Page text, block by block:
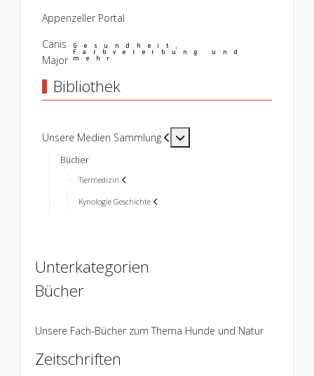
Appenzeller Portal
Canis
Major
Gesundheit,
Farbvererbung und
mehr
Bibliothek
Unsere Medien Sammlung
Bücher
Tiermedizin
Kynologie Geschichte
Unterkategorien
Bücher
Unsere Fach-Bücher zum Thema Hunde und Natur
Zeitschriften